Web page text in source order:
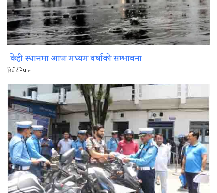
केही स्थानमा आज मध्यम वर्षाको सम्भावना
रिपोर्ट नेपाल